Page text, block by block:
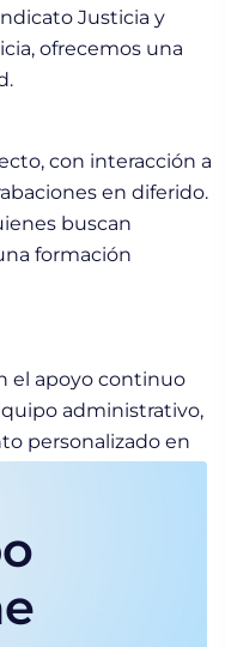
Justicia y
ofrecemos una
con interacción a
en diferido.
buscan
formación
el apoyo continuo
administrativo,
personalizado en